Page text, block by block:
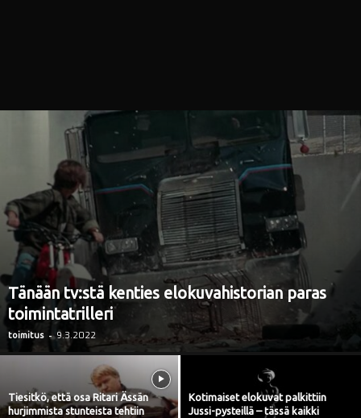
Tänään tv:stä kenties elokuvahistorian paras
toimintatrilleri
toimitus - 9.3.2022
Tiesitkö, että osa Ritari Ässän
hurjimmista stunteista tehtiin
Kotimaiset elokuvat palkittiin
Jussi-pysteillä – tässä kaikki